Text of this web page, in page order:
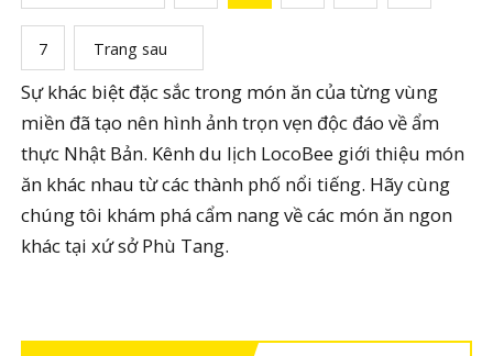
7 Trang sau
Sự khác biệt đặc sắc trong món ăn của từng vùng
miền đã tạo nên hình ảnh trọn vẹn độc đáo về ẩm
thực Nhật Bản. Kênh du lịch LocoBee giới thiệu món
ăn khác nhau từ các thành phố nổi tiếng. Hãy cùng
chúng tôi khám phá cẩm nang về các món ăn ngon
khác tại xứ sở Phù Tang.